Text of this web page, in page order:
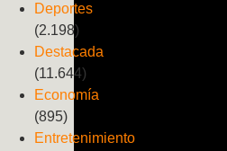
Deportes
(2.198)
Destacada
(11.644)
Economía
(895)
Entretenimiento